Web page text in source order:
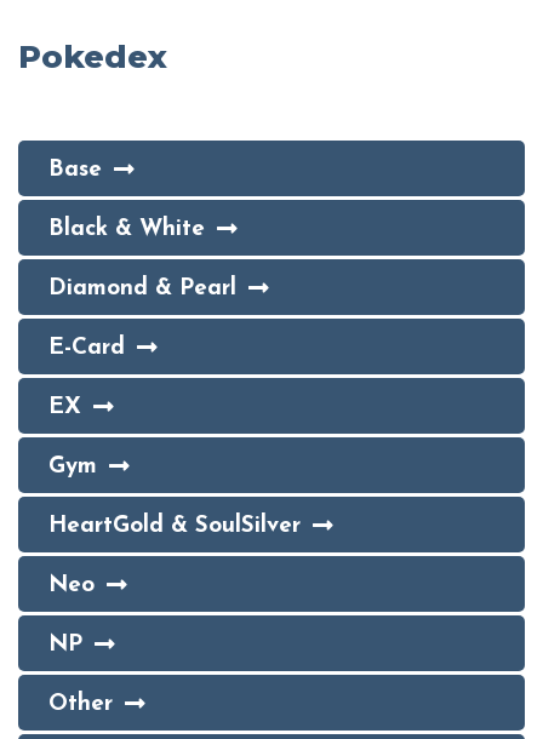
Pokedex
Base
Black & White
Diamond & Pearl
E-Card
EX
Gym
HeartGold & SoulSilver
Neo
NP
Other